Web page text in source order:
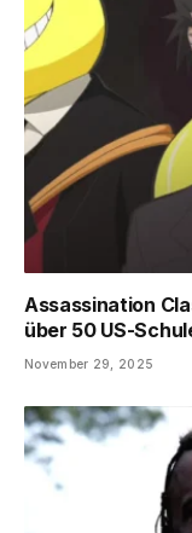
Assassination
über 50 US-
November 29, 2025